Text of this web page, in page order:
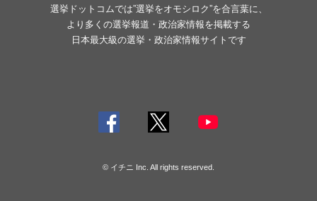
選挙ドットコムでは”選挙をオモシロク”を合言葉に、
より多くの選挙報道・政治家情報を掲載する
日本最大級の選挙・政治家情報サイトです
© イチニ Inc. All rights reserved.